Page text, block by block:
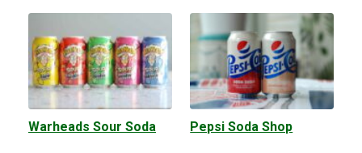
Warheads Sour Soda Pepsi Soda Shop